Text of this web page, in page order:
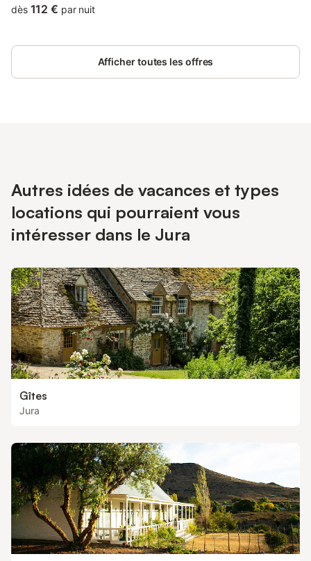
dès 112 € par nuit
Afficher toutes les offres
Autres idées de vacances et types
locations qui pourraient vous
intéresser dans le Jura
Gîtes
Jura